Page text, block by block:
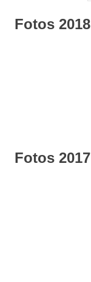
Fotos 2018
Fotos 2017